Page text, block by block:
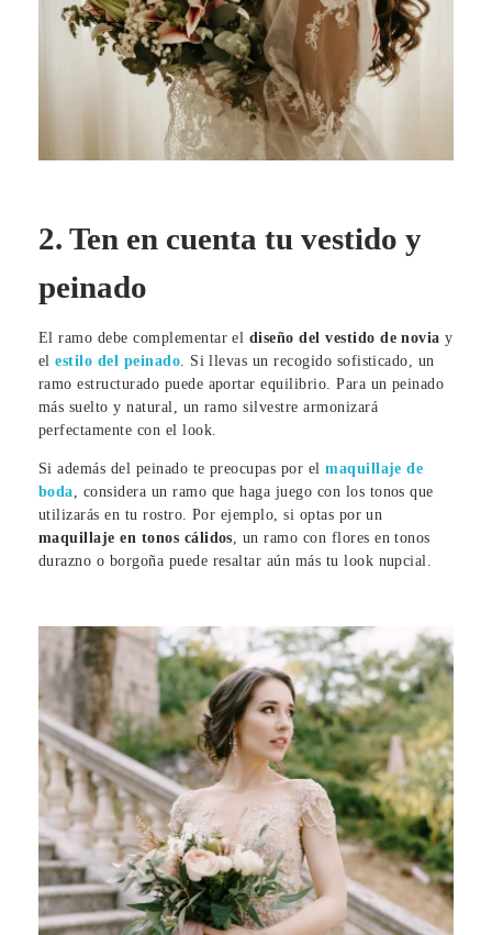
2. Ten en cuenta tu vestido y
peinado
El ramo debe complementar el diseño del vestido de novia y
elestilo del peinado. Si llevas un recogido sofisticado, un
ramo estructurado puede aportar equilibrio. Para un peinado
más suelto y natural, un ramo silvestre armonizará
perfectamente con el look.
Si además del peinado te preocupas por elmaquillaje de
boda, considera un ramo que haga juego con los tonos que
utilizarás en tu rostro. Por ejemplo, si optas por un
maquillaje en tonos cálidos, un ramo con flores en tonos
durazno o borgoña puede resaltar aún más tu look nupcial.